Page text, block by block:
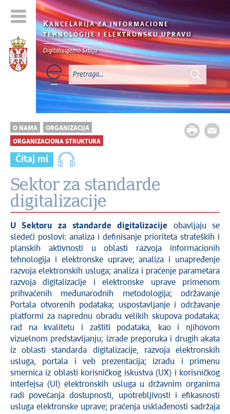
KANCELARIJA ZA INFORMACIONE
TEHNOLOGIJE I ELEKTRONSKU UPRAVU
Digitalizujemo Srbiju
O NAMA ORGANIZACIJA
ORGANIZACIONA STRUKTURA
Čitaj mi
Sektor za standarde
digitalizacije
U Sektoru za standarde digitalizacije obavljaju se
sledeći poslovi: analiza i definisanje prioriteta strateških i
planskih aktivnosti u oblasti razvoja informacionih
tehnologija i elektronske uprave; analiza i unapređenje
razvoja elektronskih usluga; analiza i praćenje parametara
razvoja digitalizacije i elektronske uprave primenom
prihvaćenih međunarodnih metodologija; održavanje
Portala otvorenih podataka; uspostavljanje i održavanje
platformi za naprednu obradu velikih skupova podataka;
rad na kvalitetu i zaštiti podataka, kao i njihovom
vizuelnom predstavljanju; izrade preporuka i drugih akata
iz oblasti standarda digitalizacije, razvoja elektronskih
usluga, portala i veb prezentacija; izradu i primenu
smernica iz oblasti korisničkog iskustva (UX) i korisničkog
interfejsa (UI) elektronskih usluga u državnim organima
radi povećanja dostupnosti, upotrebljivosti i efikasnosti
usluga elektronske uprave; praćenja usklađenosti sadržaja